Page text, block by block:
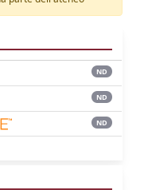
ND
ND
ND